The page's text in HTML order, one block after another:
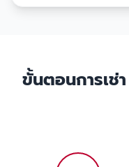
ขั้นตอนการเช่